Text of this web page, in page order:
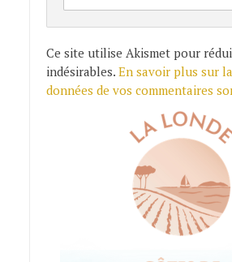
Ce site utilise Akismet pour
indésirables. En savoir plus sur
données de vos commentaires